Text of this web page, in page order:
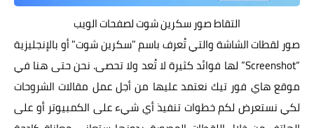
التقاط صور سكرين شوت لصفحات الويب
صور لقطات الشاشة والتي تُعرف باسم "سكرين شوت" أو بالإنجليزية
“Screenshot” لها فوائد كثيرة لا تُعد ولا تحصى. نحن حتى هنا في
موقع هاي فور تيك نعتمد عليها من أجل عمل مقالات الشروحات
لكي نستعرض لكم خطوات تنفيذ أي شيء على الكمبيوتر أو على